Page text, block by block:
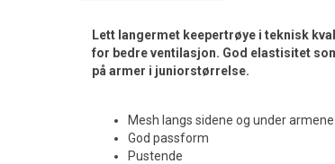
Lett langermet keepertrøye i teknisk
for bedre ventilasjon. God elastisitet
på armer i juniorstørrelse.
Mesh langs sidene og under armene
God passform
Pustende